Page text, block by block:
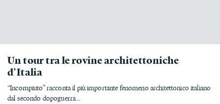
Un tour tra le rovine architettoniche
d’Italia
“Incompiuto” racconta il più importante fenomeno architettonico italiano
dal secondo dopoguerra...